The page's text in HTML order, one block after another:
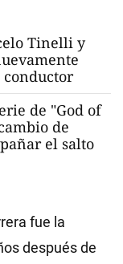
Tinelli y
de "God of
de
el salto
fue la
después de